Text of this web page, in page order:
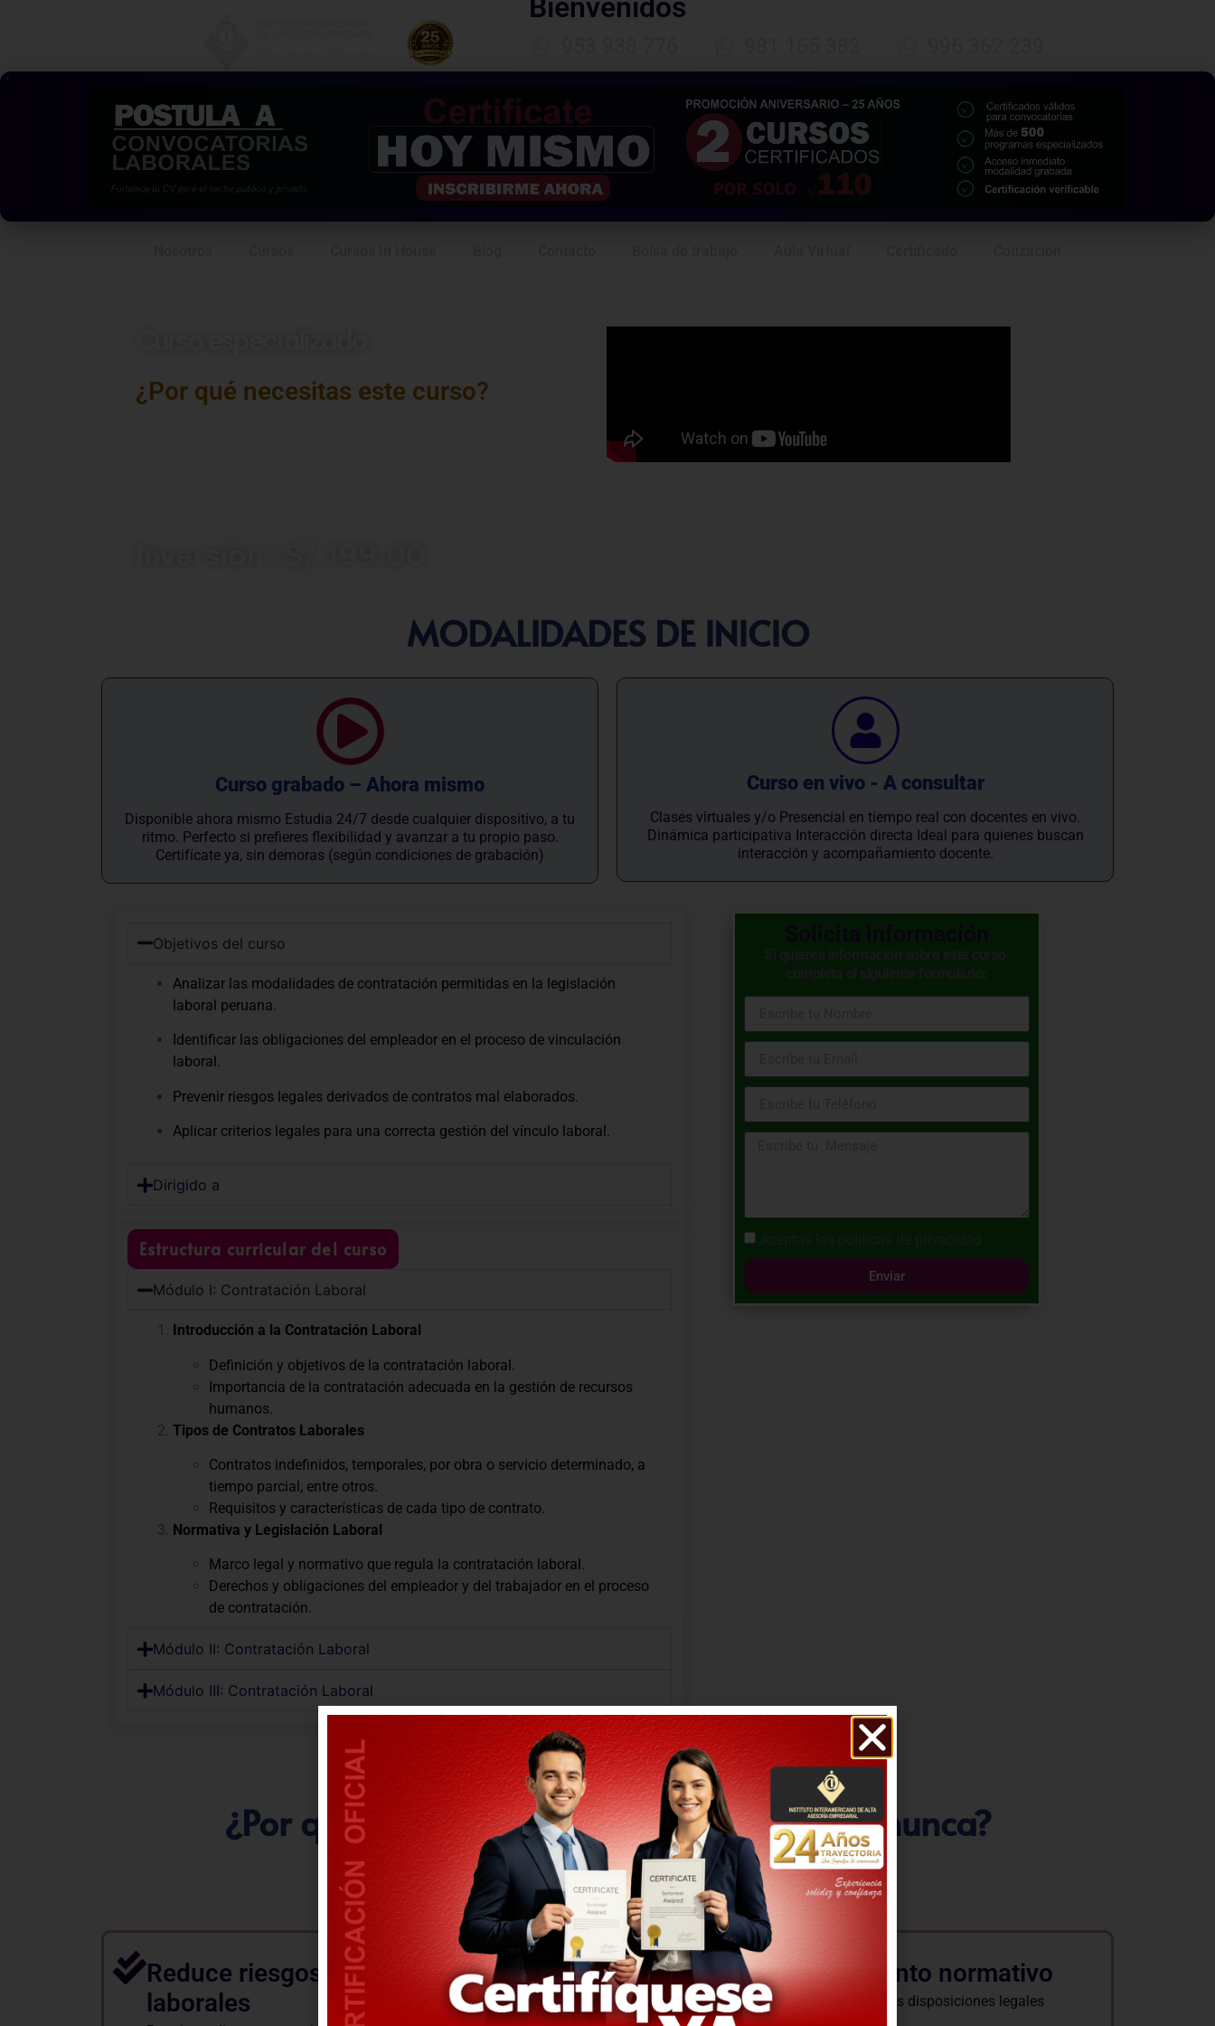
Bienvenidos
¿Por qué necesitas este curso?
MODALIDADES DE INICIO
Curso grabado – Ahora mismo
Disponible ahora mismo Estudia 24/7 desde cualquier dispositivo, a tu
ritmo. Perfecto si prefieres flexibilidad y avanzar a tu propio paso.
Certifícate ya, sin demoras (según condiciones de grabación)
Curso en vivo - A consultar
Clases virtuales y/o Presencial en tiempo real con docentes en vivo.
Dinámica participativa Interacción directa Ideal para quienes buscan
interacción y acompañamiento docente.
Objetivos del curso
Analizar las modalidades de contratación permitidas en la legislación
laboral peruana.
Identificar las obligaciones del empleador en el proceso de vinculación
laboral.
Prevenir riesgos legales derivados de contratos mal elaborados.
Aplicar criterios legales para una correcta gestión del vínculo laboral.
Dirigido a
Estructura curricular del curso
Módulo I: Contratación Laboral
Introducción a la Contratación Laboral
Definición y objetivos de la contratación laboral.
Importancia de la contratación adecuada en la gestión de recursos
humanos.
Tipos de Contratos Laborales
Contratos indefinidos, temporales, por obra o servicio determinado, a
tiempo parcial, entre otros.
Requisitos y características de cada tipo de contrato.
Normativa y Legislación Laboral
Marco legal y normativo que regula la contratación laboral.
Derechos y obligaciones del empleador y del trabajador en el proceso
de contratación.
Módulo II: Contratación Laboral
Módulo III: Contratación Laboral
Enviar
¿Por qué este curso es más relevante que nunca?
Reduce riesgos de demandas
laborales
Garantiza cumplimiento normativo
Actualiza a los participantes sobre las disposiciones legales
vigentes en materia laboral.